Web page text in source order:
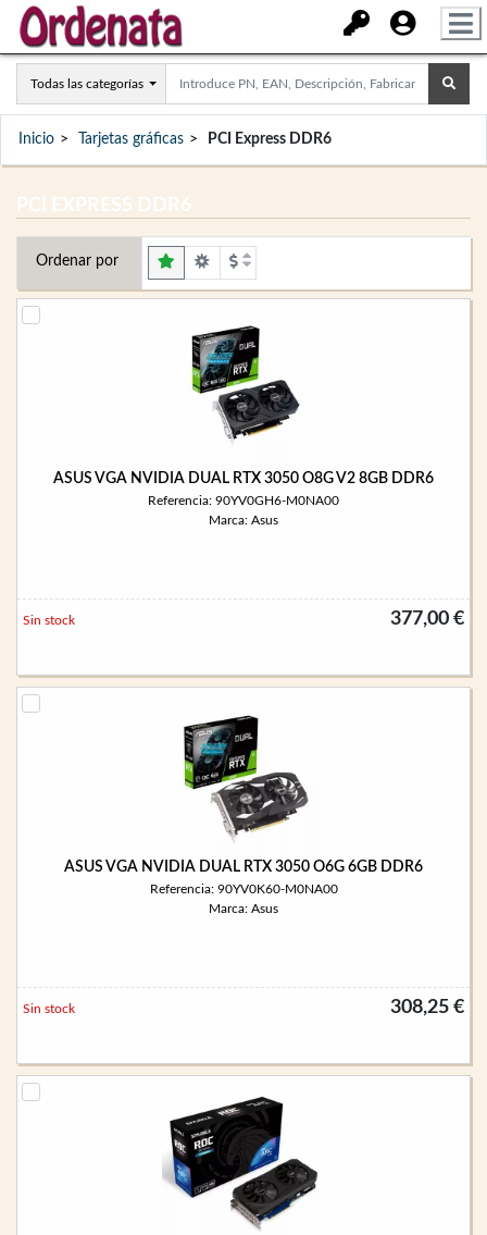
Todas las categorías
Inicio Tarjetas gráficas PCI Express DDR6
PCI EXPRESS DDR6
Ordenar por
ASUS VGA NVIDIA DUAL RTX 3050 O8G V2 8GB DDR6
Referencia: 90YV0GH6-M0NA00
Marca: Asus
377,00 €
Sin stock
ASUS VGA NVIDIA DUAL RTX 3050 O6G 6GB DDR6
Referencia: 90YV0K60-M0NA00
Marca: Asus
308,25 €
Sin stock